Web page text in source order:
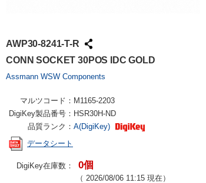
AWP30-8241-T-R
CONN SOCKET 30POS IDC GOLD
Assmann WSW Components
マルツコード： M1165-2203
DigiKey製品番号： HSR30H-ND
品質ランク： A(DigiKey)
データシート
DigiKey在庫数： 0個
（ 2026/08/06 11:15 現在）